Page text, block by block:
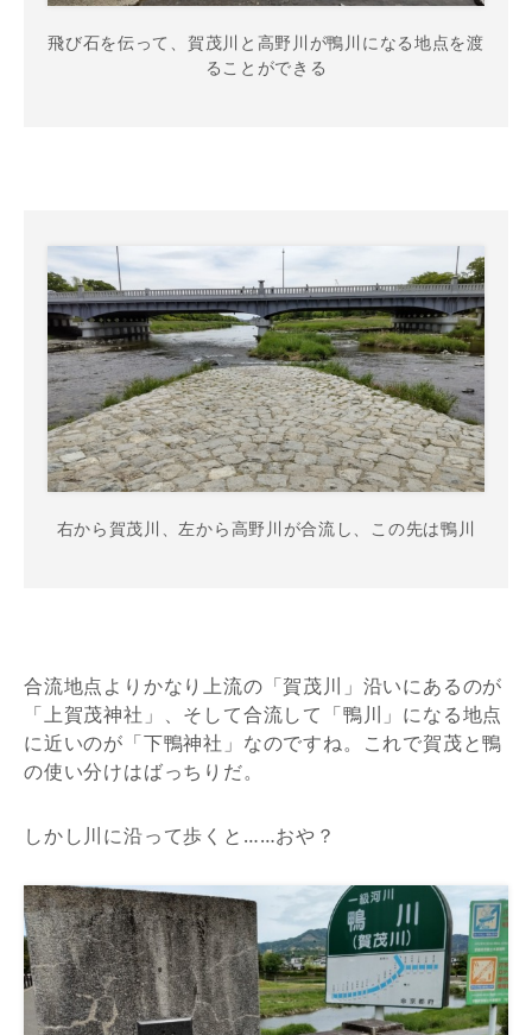
飛び石を伝って、賀茂川と高野川が鴨川になる地点を渡
ることができる
右から賀茂川、左から高野川が合流し、この先は鴨川
合流地点よりかなり上流の「賀茂川」沿いにあるのが
「上賀茂神社」、そして合流して「鴨川」になる地点
に近いのが「下鴨神社」なのですね。これで賀茂と鴨
の使い分けはばっちりだ。
しかし川に沿って歩くと……おや？